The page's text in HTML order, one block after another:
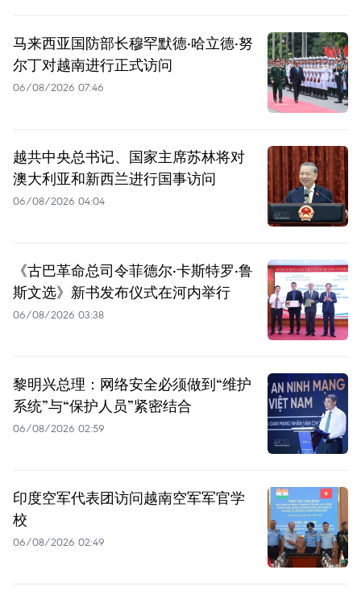
马来西亚国防部长穆罕默德·哈立德·努
尔丁对越南进行正式访问
06/08/2026 07:46
越共中央总书记、国家主席苏林将对
澳大利亚和新西兰进行国事访问
06/08/2026 04:04
《古巴革命总司令菲德尔·卡斯特罗·鲁
斯文选》新书发布仪式在河内举行
06/08/2026 03:38
黎明兴总理：网络安全必须做到“维护
系统”与“保护人员”紧密结合
06/08/2026 02:59
印度空军代表团访问越南空军军官学
校
06/08/2026 02:49